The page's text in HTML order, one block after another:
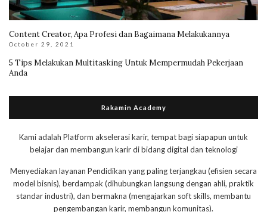
Content Creator, Apa Profesi dan Bagaimana Melakukannya
October 29, 2021
5 Tips Melakukan Multitasking Untuk Mempermudah Pekerjaan
Anda
Rakamin Academy
Kami adalah Platform akselerasi karir, tempat bagi siapapun untuk
belajar dan membangun karir di bidang digital dan teknologi
Menyediakan layanan Pendidikan yang paling terjangkau (efisien secara
model bisnis), berdampak (dihubungkan langsung dengan ahli, praktik
standar industri), dan bermakna (mengajarkan soft skills, membantu
pengembangan karir, membangun komunitas).